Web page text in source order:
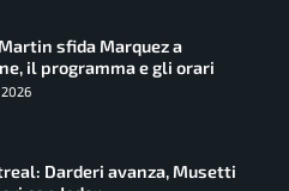
sfida Marquez a
il programma e gli orari
Darderi avanza, Musetti